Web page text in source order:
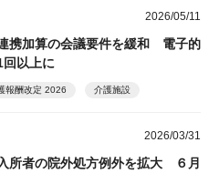
2026/05/11
携加算の会議要件を緩和 電子的
以上に
報酬改定 2026 介護施設
2026/03/31
所者の院外処方例外を拡大 ６月